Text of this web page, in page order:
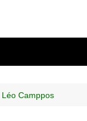
Léo Camppos